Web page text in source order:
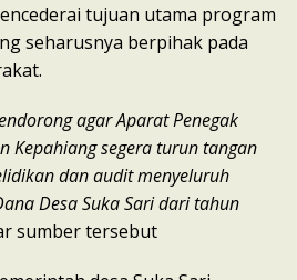
tujuan utama program
seharusnya berpihak pada
agar Aparat Penegak
Kepahiang segera turun tangan
dan audit menyeluruh
Desa Suka Sari dari tahun
sumber tersebut